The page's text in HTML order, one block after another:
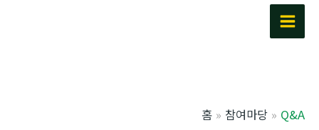
Main
홈 참여마당 Q&A